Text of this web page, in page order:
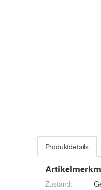
Produktdetails
Zustand: